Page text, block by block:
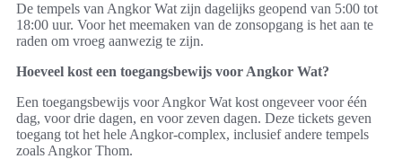
De tempels van Angkor Wat zijn dagelijks geopend van 5:00 tot
18:00 uur. Voor het meemaken van de zonsopgang is het aan te
raden om vroeg aanwezig te zijn.
Hoeveel kost een toegangsbewijs voor Angkor Wat?
Een toegangsbewijs voor Angkor Wat kost ongeveer voor één
dag, voor drie dagen, en voor zeven dagen. Deze tickets geven
toegang tot het hele Angkor-complex, inclusief andere tempels
zoals Angkor Thom.